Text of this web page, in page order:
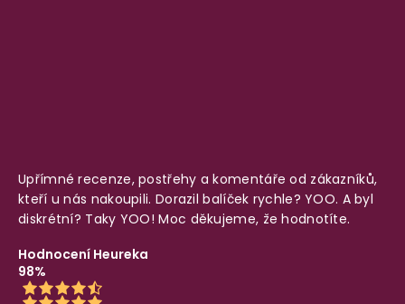
Upřímné recenze, postřehy a komentáře od zákazníků,
kteří u nás nakoupili. Dorazil balíček rychle? YOO. A byl
diskrétní? Taky YOO! Moc děkujeme, že hodnotíte.
Hodnocení Heureka
98%